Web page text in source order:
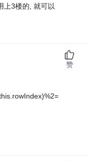
上3楼的, 就可以
赞